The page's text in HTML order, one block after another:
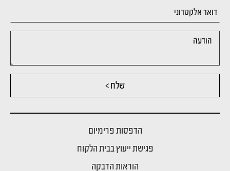
הדפסות פרימיום
פגישת ייעוץ בבית הלקוח
הוראות הדבקה
שלח >